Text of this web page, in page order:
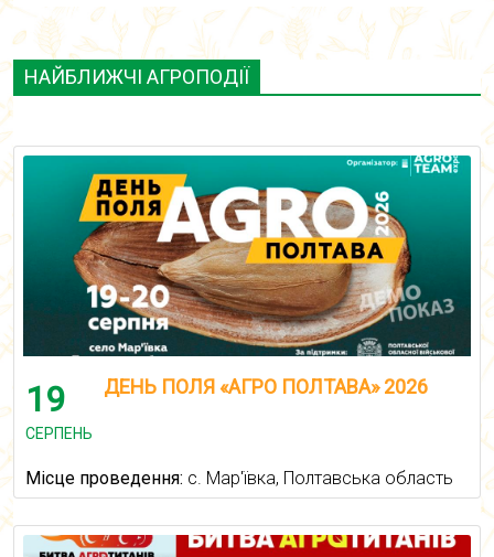
НАЙБЛИЖЧІ АГРОПОДІЇ
19
СЕРПЕНЬ
ДЕНЬ ПОЛЯ «АГРО ПОЛТАВА» 2026
Місце проведення: с. Мар'ївка, Полтавська область